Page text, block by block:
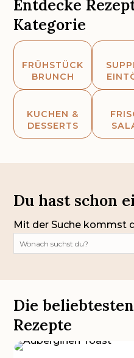
Entdecke
Kategorie
FRÜHSTÜCK
BRUNCH
KUCHEN &
DESSERTS
Du hast schon
Mit der Suche kommst
Die
Rezepte